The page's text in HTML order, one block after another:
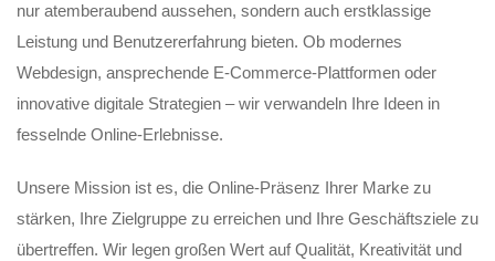
nur atemberaubend aussehen, sondern auch erstklassige
Leistung und Benutzererfahrung bieten. Ob modernes
Webdesign, ansprechende E-Commerce-Plattformen oder
innovative digitale Strategien – wir verwandeln Ihre Ideen in
fesselnde Online-Erlebnisse.
Unsere Mission ist es, die Online-Präsenz Ihrer Marke zu
stärken, Ihre Zielgruppe zu erreichen und Ihre Geschäftsziele zu
übertreffen. Wir legen großen Wert auf Qualität, Kreativität und